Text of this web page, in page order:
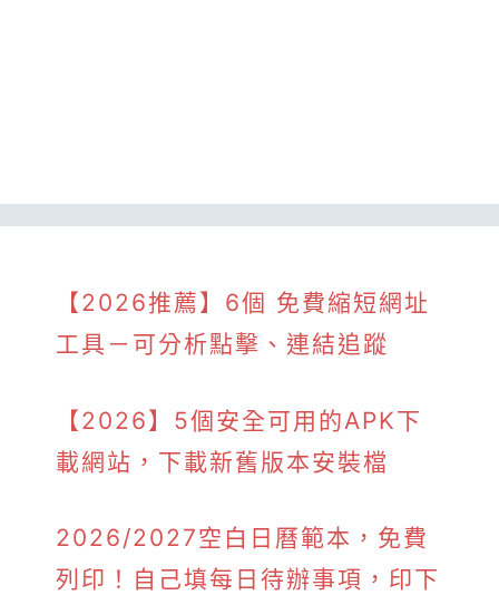
【2026推薦】6個 免費縮短網址
工具－可分析點擊、連結追蹤
【2026】5個安全可用的APK下
載網站，下載新舊版本安裝檔
2026/2027空白日曆範本，免費
列印！自己填每日待辦事項，印下